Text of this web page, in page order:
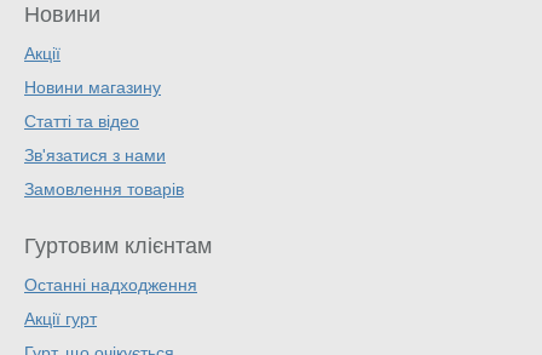
Новини
Акції
Новини магазину
Статті та відео
Зв'язатися з нами
Замовлення товарів
Гуртовим клієнтам
Останні надходження
Акції гурт